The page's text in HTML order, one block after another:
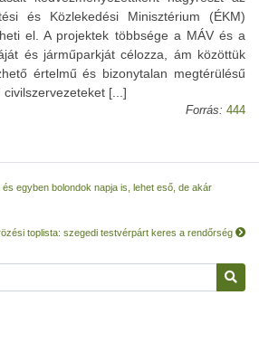
és Közlekedési Minisztérium (ÉKM)
el. A projektek többsége a MÁV és a
és járműparkját célozza, ám közöttük
értelmű és bizonytalan megtérülésű
[...]
Forrás: 444
egyben bolondok napja is, lehet eső, de akár
toplista: szegedi testvérpárt keres a rendőrség